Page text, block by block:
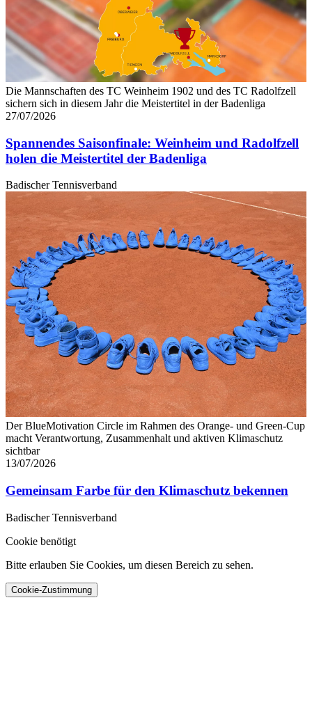
Die Mannschaften des TC Weinheim 1902 und des TC Radolfzell
sichern sich in diesem Jahr die Meistertitel in der Badenliga
27/07/2026
Spannendes Saisonfinale: Weinheim und Radolfzell
holen die Meistertitel der Badenliga
Badischer Tennisverband
Der BlueMotivation Circle im Rahmen des Orange- und Green-Cup
macht Verantwortung, Zusammenhalt und aktiven Klimaschutz
sichtbar
13/07/2026
Gemeinsam Farbe für den Klimaschutz bekennen
Badischer Tennisverband
Cookie benötigt
Bitte erlauben Sie Cookies, um diesen Bereich zu sehen.
Cookie-Zustimmung